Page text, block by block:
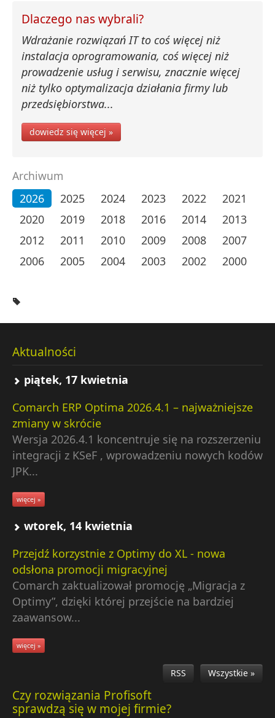
Dlaczego nas wybrali?
Wdrażanie rozwiązań IT to coś więcej niż
instalacja oprogramowania, coś więcej niż
prowadzenie usług i serwisu, znacznie więcej
niż tylko optymalizacja działania firmy lub
przedsiębiorstwa...
dowiedz się więcej »
Archiwum
2026
2025 2024 2023 2022
2021
2020
2019 2018 2016 2014
2013
2012
2011 2010 2009 2008
2007
2006
2005 2004 2003 2002 2000
Aktualności
piątek, 17 kwietnia
Comarch ERP Optima 2026.4.1 – najważniejsze
zmiany w skrócie
Wersja 2026.4.1 koncentruje się na rozszerzeniu
integracji z KSeF , wprowadzeniu nowych kodów
JPK...
więcej »
wtorek, 14 kwietnia
Przejdź korzystnie z Optimy do XL - nowa
odsłona promocji migracyjnej
Comarch zaktualizował promocję „Migracja z
Optimy”, dzięki której przejście na bardziej
zaawansow...
więcej »
RSS Wszystkie »
Czy rozwiązania Profisoft
sprawdzą się w mojej firmie?